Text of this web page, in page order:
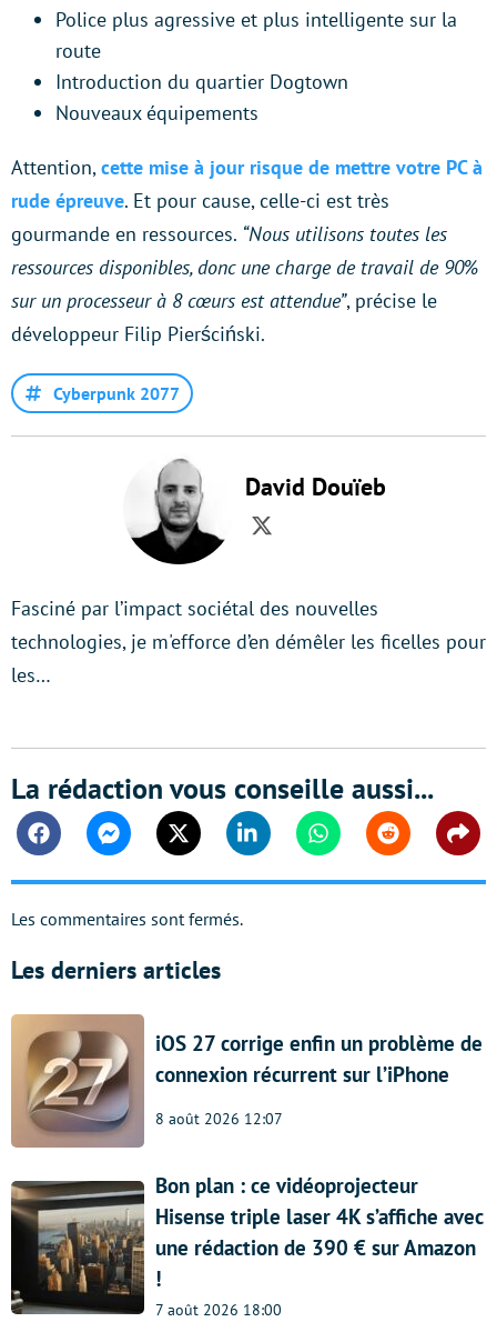
Police plus agressive et plus intelligente sur la
route
Introduction du quartier Dogtown
Nouveaux équipements
Attention,cette mise à jour risque de mettre votre PC à
rude épreuve. Et pour cause, celle-ci est très
gourmande en ressources. “Nous utilisons toutes les
ressources disponibles, donc une charge de travail de 90%
sur un processeur à 8 cœurs est attendue”, précise le
développeur Filip Pierściński.
Cyberpunk 2077
David Douïeb
Twitter
Fasciné par l’impact sociétal des nouvelles
technologies, je m'efforce d’en démêler les ficelles pour
les…
La rédaction vous conseille aussi...
FacebookMessengerTwitter Linkedin WhatsappReddit
Les commentaires sont fermés.
Les derniers articles
iOS 27 corrige enfin un problème de
connexion récurrent sur l’iPhone
8 août 2026 12:07
Bon plan : ce vidéoprojecteur
Hisense triple laser 4K s’affiche avec
une rédaction de 390 € sur Amazon
!
7 août 2026 18:00